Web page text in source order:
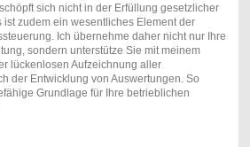
sich nicht in der Erfüllung gesetzlicher
ist zudem ein wesentliches Element der
Ich übernehme daher nicht nur Ihre
sondern unterstütze Sie mit meinem
lückenlosen Aufzeichnung aller
der Entwicklung von Auswertungen. So
Grundlage für Ihre betrieblichen